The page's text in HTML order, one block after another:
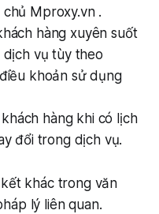
Mproxy.vn .
hàng xuyên suốt
vụ tùy theo
khoản sử dụng
hàng khi có lịch
đổi trong dịch vụ.
khác trong văn
lý liên quan.